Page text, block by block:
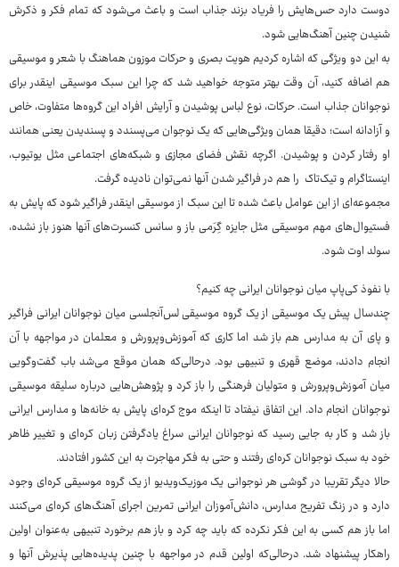
دوست دارد حس‌هایش را فریاد بزند جذاب است و باعث می‌شود که تمام فکر و ذکرش
شنیدن چنین آهنگ‌هایی شود.
به این دو ویژگی که اشاره کردیم هویت بصری و حرکات موزون هماهنگ با شعر و موسیقی
هم اضافه کنید، آن وقت بهتر متوجه خواهید شد که چرا این سبک موسیقی اینقدر برای
نوجوانان جذاب است. حرکات، نوع لباس پوشیدن و آرایش افراد این گروه‌ها متفاوت، خاص
و آزادانه است؛ دقیقا همان ویژگی‌هایی که یک نوجوان می‌پسندد و پسندیدن یعنی همانند
او رفتار کردن و پوشیدن. اگرچه نقش فضای مجازی و شبکه‌های اجتماعی مثل یوتیوب،
اینستاگرام و تیک‌تاک را هم در فراگیر شدن آنها نمی‌توان نادیده گرفت.
مجموعه‌ای از این عوامل باعث شده تا این سبک از موسیقی اینقدر فراگیر شود که پایش به
فستیوال‌های مهم موسیقی مثل جایزه گِرَمی باز و سانس کنسرت‌های آنها هنوز باز نشده،
سولد اوت شود.
با نفوذ کی‌پاپ میان نوجوانان ایرانی چه کنیم؟
چندسال پیش یک موسیقی از یک گروه موسیقی لس‌آنجلسی میان نوجوانان ایرانی فراگیر
و پای آن به مدارس هم باز شد اما کاری که آموزش‌وپرورش و معلمان در مواجهه با آن
انجام دادند، موضع قهری و تنبیهی بود. درحالی‌که همان موقع می‌شد باب گفت‌وگویی
میان آموزش‌وپرورش و متولیان فرهنگی را باز کرد و پژوهش‌هایی درباره سلیقه موسیقی
نوجوانان انجام داد. این اتفاق نیفتاد تا اینکه موج کره‌ای پایش به خانه‌ها و مدارس ایرانی
باز شد و کار به جایی رسید که نوجوانان ایرانی سراغ یادگرفتن زبان کره‌ای و تغییر ظاهر
خود به سبک نوجوانان کره‌ای رفتند و حتی به فکر مهاجرت به این کشور افتادند.
حالا دیگر تقریبا در گوشی هر نوجوانی یک موزیک‌ویدیو از یک گروه موسیقی کره‌ای وجود
دارد و در زنگ تفریح مدارس، دانش‌آموزان ایرانی تمرین اجرای آهنگ‌های کره‌ای می‌کنند
اما باز هم کسی به این فکر نکرده که باید چه کرد و باز هم برخورد تنبیهی به‌عنوان اولین
راهکار پیشنهاد شد. درحالی‌که اولین قدم در مواجهه با چنین پدیده‌هایی پذیرش آنها و